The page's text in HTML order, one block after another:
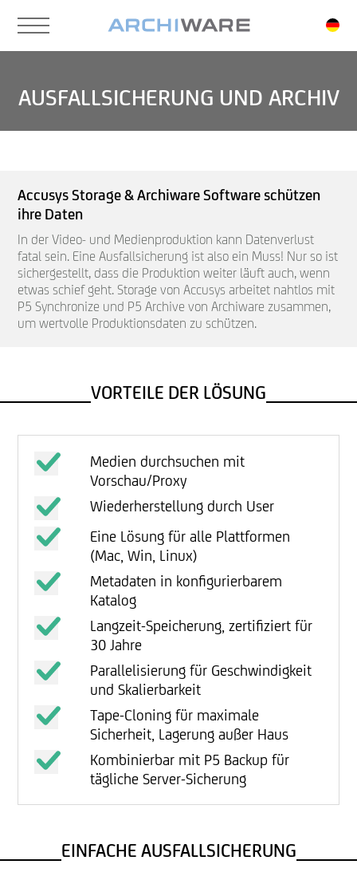
main
content
AUSFALLSICHERUNG UND ARCHIV
Accusys Storage & Archiware Software schützen
ihre Daten
In der Video- und Medienproduktion kann Datenverlust
fatal sein. Eine Ausfallsicherung ist also ein Muss! Nur so ist
sichergestellt, dass die Produktion weiter läuft auch, wenn
etwas schief geht. Storage von Accusys arbeitet nahtlos mit
P5 Synchronize und P5 Archive von Archiware zusammen,
um wertvolle Produktionsdaten zu schützen.
VORTEILE DER LÖSUNG
Medien durchsuchen mit
Vorschau/Proxy
Wiederherstellung durch User
Eine Lösung für alle Plattformen
(Mac, Win, Linux)
Metadaten in konfigurierbarem
Katalog
Langzeit-Speicherung, zertifiziert für
30 Jahre
Parallelisierung für Geschwindigkeit
und Skalierbarkeit
Tape-Cloning für maximale
Sicherheit, Lagerung außer Haus
Kombinierbar mit P5 Backup für
tägliche Server-Sicherung
EINFACHE AUSFALLSICHERUNG